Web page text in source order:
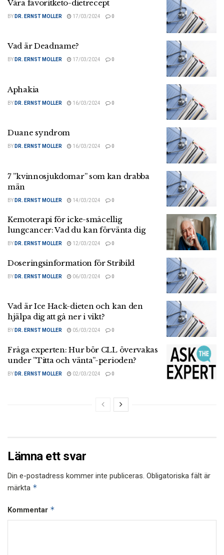
Våra favoritketo-dietrecept
BY DR. ERNST MOLLER 17/03/2024 0
Vad är Deadname?
BY DR. ERNST MOLLER 17/03/2024 0
Aphakia
BY DR. ERNST MOLLER 16/03/2024 0
Duane syndrom
BY DR. ERNST MOLLER 16/03/2024 0
7 ”kvinnosjukdomar” som kan drabba
män
BY DR. ERNST MOLLER 14/03/2024 0
Kemoterapi för icke-småcellig
lungcancer: Vad du kan förvänta dig
BY DR. ERNST MOLLER 12/03/2024 0
Doseringsinformation för Stribild
BY DR. ERNST MOLLER 06/03/2024 0
Vad är Ice Hack-dieten och kan den
hjälpa dig att gå ner i vikt?
BY DR. ERNST MOLLER 05/03/2024 0
Fråga experten: Hur bör CLL övervakas
under ”Titta och vänta”-perioden?
BY DR. ERNST MOLLER 02/03/2024 0
Lämna ett svar
Din e-postadress kommer inte publiceras. Obligatoriska fält är
märkta *
Kommentar *